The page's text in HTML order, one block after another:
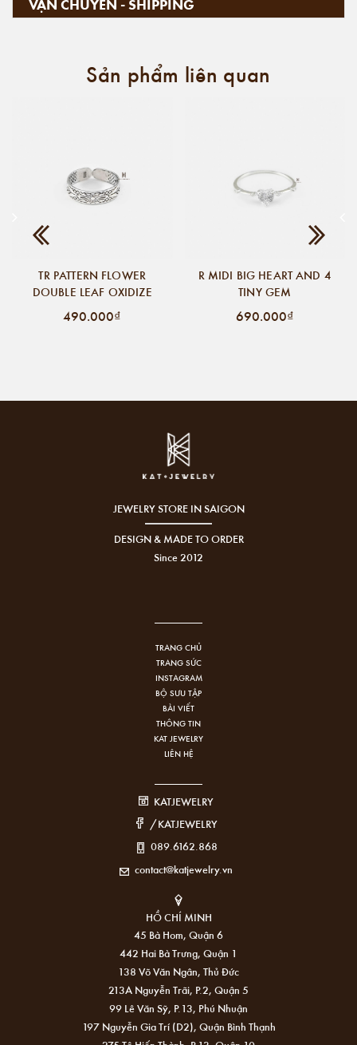
Sản phẩm liên quan
TR PATTERN FLOWER
DOUBLE LEAF OXIDIZE
490.000₫
R MIDI BIG HEART AND 4
TINY GEM
690.000₫
JEWELRY STORE IN SAIGON
DESIGN & MADE TO ORDER
Since 2012
TRANG CHỦ
TRANG SỨC
INSTAGRAM
BỘ SƯU TẬP
BÀI VIẾT
THÔNG TIN
KAT JEWELRY
LIÊN HỆ
KATJEWELRY
/KATJEWELRY
089.6162.868
contact@katjewelry.vn
HỒ CHÍ MINH
45 Bà Hom, Quận 6
442 Hai Bà Trưng, Quận 1
138 Võ Văn Ngân, Thủ Đức
213A Nguyễn Trãi, P.2, Quận 5
99 Lê Văn Sỹ, P.13, Phú Nhuận
197 Nguyễn Gia Trí (D2), Quận Bình Thạnh